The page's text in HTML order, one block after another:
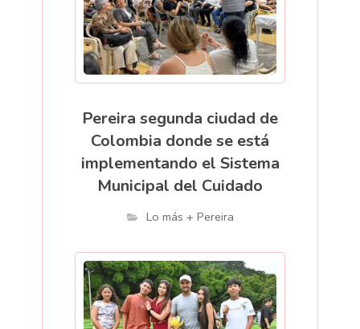
Pereira segunda ciudad de
Colombia donde se está
implementando el Sistema
Municipal del Cuidado
Lo más + Pereira